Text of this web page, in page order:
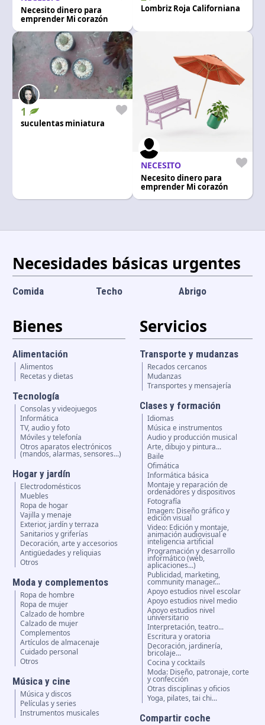
Idioma y divisa
ES|USD
Necesito dinero para
emprender Mi corazón
Lombriz Roja Californiana
1
suculentas miniatura
NECESITO
Necesito dinero para
emprender Mi corazón
Necesidades básicas urgentes
Comida Techo Abrigo
Bienes
Alimentación
Alimentos
Recetas y dietas
Tecnología
Consolas y videojuegos
Informática
TV, audio y foto
Móviles y telefonía
Otros aparatos electrónicos
(mandos, alarmas, sensores...)
Hogar y jardín
Electrodomésticos
Muebles
Ropa de hogar
Vajilla y menaje
Exterior, jardín y terraza
Sanitarios y griferías
Decoración, arte y accesorios
Antigüedades y reliquias
Otros
Moda y complementos
Ropa de hombre
Ropa de mujer
Calzado de hombre
Calzado de mujer
Complementos
Artículos de almacenaje
Cuidado personal
Otros
Música y cine
Música y discos
Películas y series
Instrumentos musicales
Servicios
Transporte y mudanzas
Recados cercanos
Mudanzas
Transportes y mensajería
Clases y formación
Idiomas
Música e instrumentos
Audio y producción musical
Arte, dibujo y pintura...
Baile
Ofimática
Informática básica
Montaje y reparación de
ordenadores y dispositivos
Fotografía
Imagen: Diseño gráfico y
edición visual
Video: Edición y montaje,
animación audiovisual e
inteligencia artificial
Programación y desarrollo
informático (web,
aplicaciones...)
Publicidad, marketing,
community manager...
Apoyo estudios nivel escolar
Apoyo estudios nivel medio
Apoyo estudios nivel
universitario
Interpretación, teatro...
Escritura y oratoria
Decoración, jardinería,
bricolaje...
Cocina y cocktails
Moda: Diseño, patronaje, corte
y confección
Otras disciplinas y oficios
Yoga, pilates, tai chi...
Compartir coche